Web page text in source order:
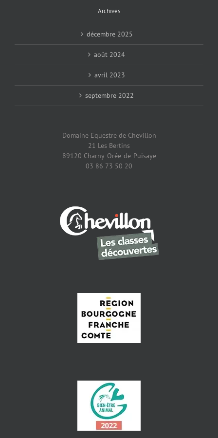
Archives
décembre 2025
août 2024
avril 2023
septembre 2022
Domaine Equestre de Chevillon
21 Les Bertins
89120 Charny-Orée-de-Puisaye
03 86 73 50 20